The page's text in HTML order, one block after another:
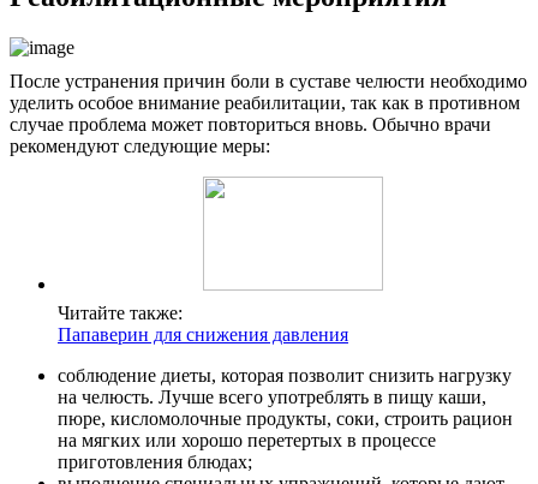
После устранения причин боли в суставе челюсти необходимо
уделить особое внимание реабилитации, так как в противном
случае проблема может повториться вновь. Обычно врачи
рекомендуют следующие меры:
Читайте также:
Папаверин для снижения давления
соблюдение диеты, которая позволит снизить нагрузку
на челюсть. Лучше всего употреблять в пищу каши,
пюре, кисломолочные продукты, соки, строить рацион
на мягких или хорошо перетертых в процессе
приготовления блюдах;